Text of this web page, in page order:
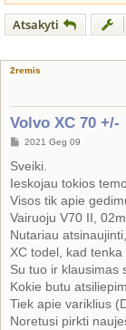
Atsakyti
2remis
Volvo XC 70 +/-
S
a
n
d
a
r
t
n
ė
2021 Geg 09
Sveiki.
Ieskojau tokios
Visos tik apie
Vairuoju V70 II,
Nutariau
XC todel, kad tenka
Su tuo ir klausimas
Kokie butu
Tiek apie variklius
Noretusi pirkti